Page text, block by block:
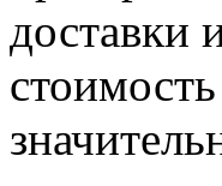
доставки